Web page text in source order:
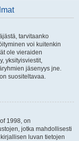
tarvitaanko
voi kuitenkin
ole vieraiden
yksityisviestit,
jäsenyys jne.
suositeltavaa.
1998, on
jotka mahdollisesti
luvan tietojen